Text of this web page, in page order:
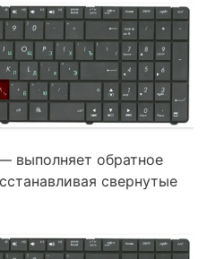
выполняет обратное
свернутые